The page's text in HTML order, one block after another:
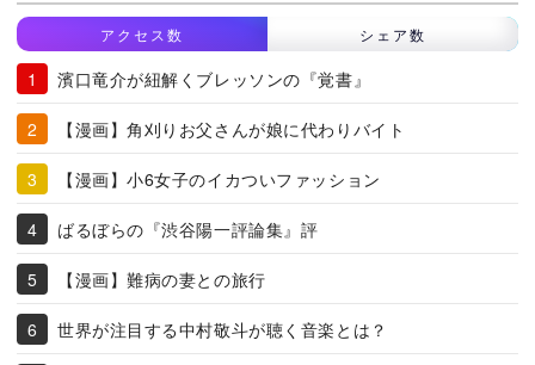
アクセス数 シェア数
濱口竜介が紐解くブレッソンの『覚書』
【漫画】角刈りお父さんが娘に代わりバイト
【漫画】小6女子のイカついファッション
ばるぼらの『渋谷陽一評論集』評
【漫画】難病の妻との旅行
世界が注目する中村敬斗が聴く音楽とは？